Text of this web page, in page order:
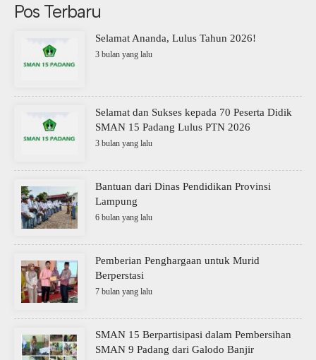
Pos Terbaru
Selamat Ananda, Lulus Tahun 2026!
3 bulan yang lalu
Selamat dan Sukses kepada 70 Peserta Didik
SMAN 15 Padang Lulus PTN 2026
3 bulan yang lalu
Bantuan dari Dinas Pendidikan Provinsi
Lampung
6 bulan yang lalu
Pemberian Penghargaan untuk Murid
Berperstasi
7 bulan yang lalu
SMAN 15 Berpartisipasi dalam Pembersihan
SMAN 9 Padang dari Galodo Banjir